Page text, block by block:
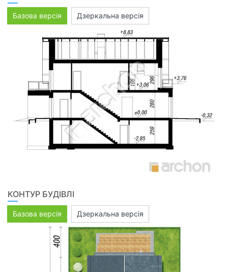
Базова версія Дзеркальна версія
КОНТУР БУДІВЛІ
Базова версія Дзеркальна версія